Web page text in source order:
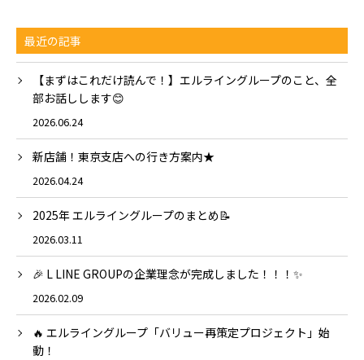
最近の記事
【まずはこれだけ読んで！】エルライングループのこと、全
部お話しします😊
2026.06.24
新店舗！東京支店への行き方案内★
2026.04.24
2025年 エルライングループのまとめ📝
2026.03.11
🎉 L LINE GROUPの企業理念が完成しました！！！✨
2026.02.09
🔥 エルライングループ「バリュー再策定プロジェクト」始
動！